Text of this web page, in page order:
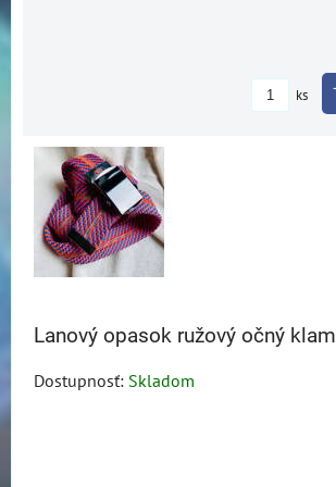
ks
Lanový opasok ružový očný klam
Dostupnosť: Skladom